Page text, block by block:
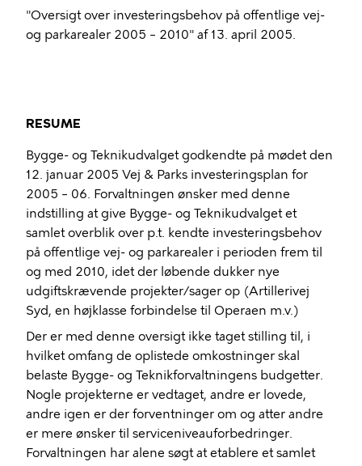
"Oversigt over investeringsbehov på offentlige vej-
og parkarealer 2005 – 2010" af 13. april 2005.
RESUME
Bygge- og Teknikudvalgetgodkendte på mødet den
12. januar 2005 Vej & Parks investeringsplan for
2005 – 06. Forvaltningen ønsker med denne
indstilling at give Bygge- og Teknikudvalgetet
samlet overblik over p.t. kendte investeringsbehov
på offentlige vej- og parkarealer i perioden frem til
og med 2010, idet der løbende dukker nye
udgiftskrævende projekter/sager op (Artillerivej
Syd, en højklasse forbindelse til Operaen m.v.)
Der er med denne oversigt ikke taget stilling til, i
hvilket omfang de oplistede omkostninger skal
belaste Bygge- og Teknikforvaltningens budgetter.
Nogle projekterne er vedtaget, andre er lovede,
andre igen er der forventninger om og atter andre
er mere ønsker til serviceniveauforbedringer.
Forvaltningen har alene søgt at etablere et samlet